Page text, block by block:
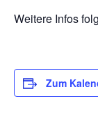
Weitere Infos
Zum